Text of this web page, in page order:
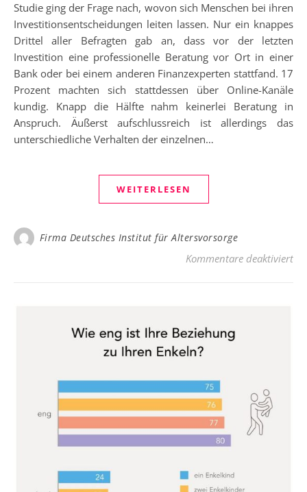
Studie ging der Frage nach, wovon sich Menschen bei ihren
Investitionsentscheidungen leiten lassen. Nur ein knappes
Drittel aller Befragten gab an, dass vor der letzten
Investition eine professionelle Beratung vor Ort in einer
Bank oder bei einem anderen Finanzexperten stattfand. 17
Prozent machten sich stattdessen über Online-Kanäle
kundig. Knapp die Hälfte nahm keinerlei Beratung in
Anspruch. Äußerst aufschlussreich ist allerdings das
unterschiedliche Verhalten der einzelnen…
WEITERLESEN
Firma Deutsches Institut für Altersvorsorge
Kommentare deaktiviertfür